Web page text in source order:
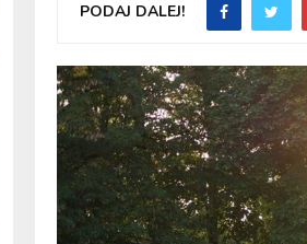
PODAJ DALEJ!